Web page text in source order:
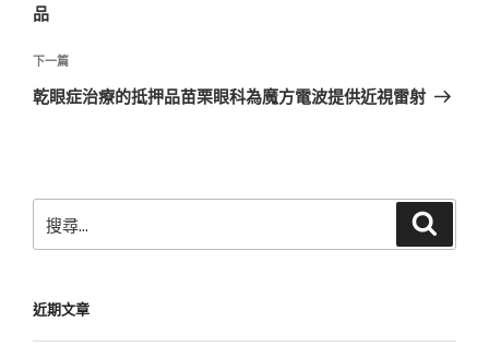
覽
篇
章
品
下
一
下一篇
乾眼症治療的抵押品苗栗眼科為魔方電波提供近視雷射
尋
字:
近期文章